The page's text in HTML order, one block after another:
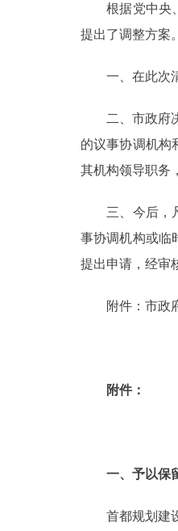
政务服务
便
中
政民互动
根据党中央、
提出了调整方案
一、在此次清
二、市政府决
的议事协调机构
其机构领导职务
三、今后，凡
事协调机构或临
提出申请，经审
附件：市政府
附件：
一、予以保
首都规划建设